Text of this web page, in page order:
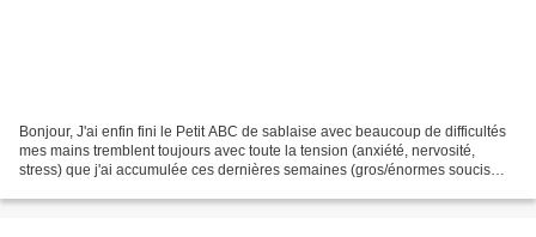
Bonjour, J'ai enfin fini le Petit ABC de sablaise avec beaucoup de difficultés
mes mains tremblent toujours avec toute la tension (anxiété, nervosité,
stress) que j'ai accumulée ces dernières semaines (gros/énormes soucis